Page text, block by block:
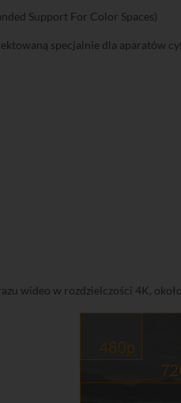
Support For Color Spaces)
specjalnie dla aparatów
wideo w rozdzielczości 4K,